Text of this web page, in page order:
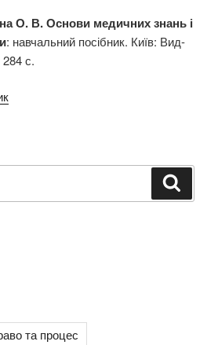
О. В. Основи медичних знань і
: навчальний посібник. Київ: Вид-
284 с.
та процес